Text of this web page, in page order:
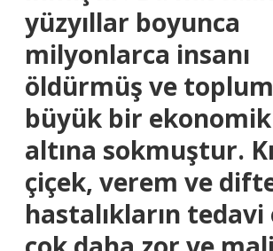
yüzyıllar boyunca
milyonlarca insanı
öldürmüş ve
büyük bir
altına sokmuştur.
çiçek, verem ve
hastalıkların